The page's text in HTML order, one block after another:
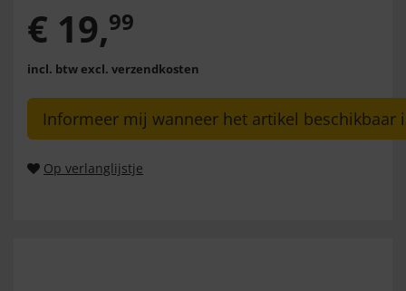
€ 19,99
incl. btw excl. verzendkosten
Informeer mij wanneer het artikel beschikbaar
Op verlanglijstje